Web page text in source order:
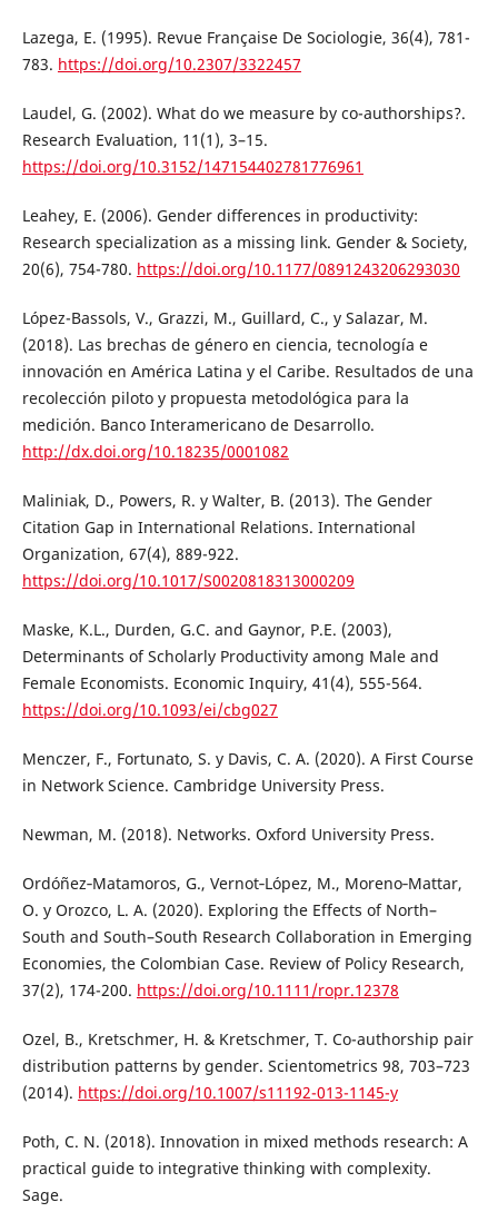
Lazega, E. (1995). Revue Française De Sociologie, 36(4), 781-
783. https://doi.org/10.2307/3322457
Laudel, G. (2002). What do we measure by co-authorships?.
Research Evaluation, 11(1), 3–15.
https://doi.org/10.3152/147154402781776961
Leahey, E. (2006). Gender differences in productivity:
Research specialization as a missing link. Gender & Society,
20(6), 754-780. https://doi.org/10.1177/0891243206293030
López-Bassols, V., Grazzi, M., Guillard, C., y Salazar, M.
(2018). Las brechas de género en ciencia, tecnología e
innovación en América Latina y el Caribe. Resultados de una
recolección piloto y propuesta metodológica para la
medición. Banco Interamericano de Desarrollo.
http://dx.doi.org/10.18235/0001082
Maliniak, D., Powers, R. y Walter, B. (2013). The Gender
Citation Gap in International Relations. International
Organization, 67(4), 889-922.
https://doi.org/10.1017/S0020818313000209
Maske, K.L., Durden, G.C. and Gaynor, P.E. (2003),
Determinants of Scholarly Productivity among Male and
Female Economists. Economic Inquiry, 41(4), 555-564.
https://doi.org/10.1093/ei/cbg027
Menczer, F., Fortunato, S. y Davis, C. A. (2020). A First Course
in Network Science. Cambridge University Press.
Newman, M. (2018). Networks. Oxford University Press.
Ordóñez‐Matamoros, G., Vernot‐López, M., Moreno‐Mattar,
O. y Orozco, L. A. (2020). Exploring the Effects of North–
South and South–South Research Collaboration in Emerging
Economies, the Colombian Case. Review of Policy Research,
37(2), 174-200. https://doi.org/10.1111/ropr.12378
Ozel, B., Kretschmer, H. & Kretschmer, T. Co-authorship pair
distribution patterns by gender. Scientometrics 98, 703–723
(2014). https://doi.org/10.1007/s11192-013-1145-y
Poth, C. N. (2018). Innovation in mixed methods research: A
practical guide to integrative thinking with complexity.
Sage.